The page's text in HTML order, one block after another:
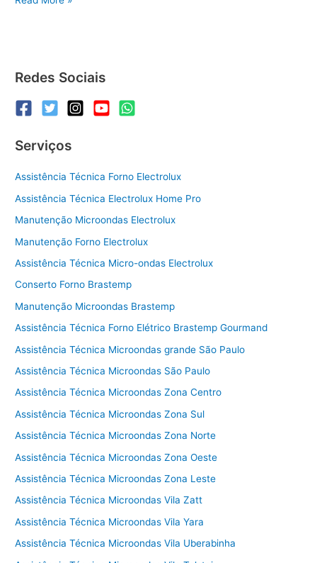
Redes Sociais
Serviços
Assistência Técnica Forno Electrolux
Assistência Técnica Electrolux Home Pro
Manutenção Microondas Electrolux
Manutenção Forno Electrolux
Assistência Técnica Micro-ondas Electrolux
Conserto Forno Brastemp
Manutenção Microondas Brastemp
Assistência Técnica Forno Elétrico Brastemp Gourmand
Assistência Técnica Microondas grande São Paulo
Assistência Técnica Microondas São Paulo
Assistência Técnica Microondas Zona Centro
Assistência Técnica Microondas Zona Sul
Assistência Técnica Microondas Zona Norte
Assistência Técnica Microondas Zona Oeste
Assistência Técnica Microondas Zona Leste
Assistência Técnica Microondas Vila Zatt
Assistência Técnica Microondas Vila Yara
Assistência Técnica Microondas Vila Uberabinha